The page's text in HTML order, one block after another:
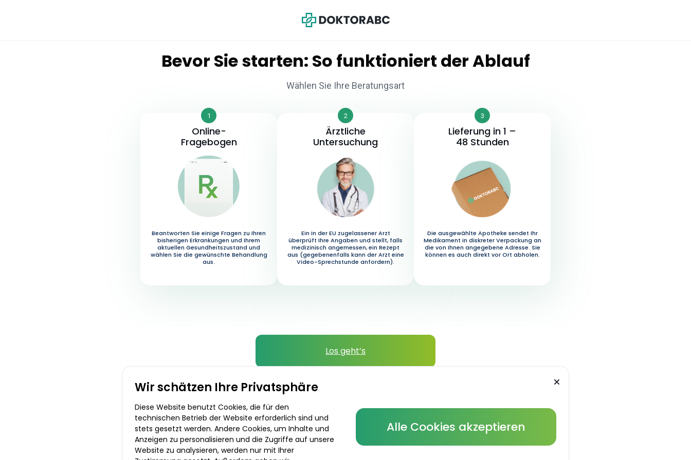
Bevor Sie starten: So funktioniert der Ablauf
Wählen Sie Ihre Beratungsart
1
Online-
Fragebogen
Beantworten Sie einige Fragen zu Ihren
bisherigen Erkrankungen und Ihrem
aktuellen Gesundheitszustand und
wählen Sie die gewünschte Behandlung
aus.
2
Ärztliche
Untersuchung
Ein in der EU zugelassener Arzt
überprüft Ihre Angaben und stellt, falls
medizinisch angemessen, ein Rezept
aus (gegebenenfalls kann der Arzt eine
Video-Sprechstunde anfordern).
3
Lieferung in 1 –
48 Stunden
Die ausgewählte Apotheke sendet Ihr
Medikament in diskreter Verpackung an
die von Ihnen angegebene Adresse. Sie
können es auch direkt vor Ort abholen.
Los geht’s
Wir schätzen Ihre Privatsphäre
Diese Website benutzt Cookies, die für den
technischen Betrieb der Website erforderlich sind und
stets gesetzt werden. Andere Cookies, um Inhalte und
Anzeigen zu personalisieren und die Zugriffe auf unsere
Website zu analysieren, werden nur mit Ihrer
Alle Cookies akzeptieren